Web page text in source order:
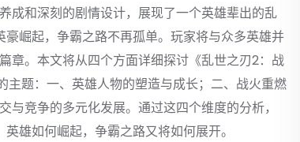
成和深刻的剧情设计，展现了一个英雄辈出的乱
崛起，争霸之路不再孤单。玩家将与众多英雄并
章。本文将从四个方面详细探讨《乱世之刃2：战
主题：一、英雄人物的塑造与成长；二、战火重燃
竞争的多元化发展。通过这四个维度的分析，
雄如何崛起，争霸之路又将如何展开。